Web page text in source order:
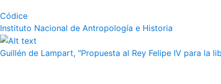
Códice
Instituto Nacional de Antropología e Historia
Guillén de Lampart, "Propuesta al Rey Felipe IV para la